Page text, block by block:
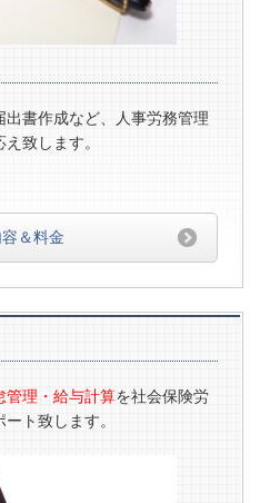
書作成など、人事労務管理
致します。
＆料金
管理・給与計算を社会保険労
ート致します。